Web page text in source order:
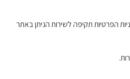
הפרטיות תקיפה לשירות הניתן באתר